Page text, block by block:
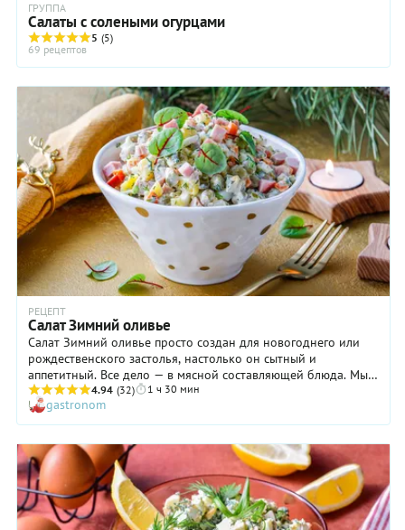
ГРУППА
Салаты с солеными огурцами
5 (5)
69 рецептов
РЕЦЕПТ
Салат Зимний оливье
Салат Зимний оливье просто создан для новогоднего или
рождественского застолья, настолько он сытный и
аппетитный. Все дело — в мясной составляющей блюда. Мы
предлагаем использовать не просто колбасу или отварную
говядину, а целое ассорти, состав которого вы можете
менять или дополнять по своему желанию. Буженина,
карбонад, шейка… Да хоть бекон! В любом случае должно
получиться вкусно. Ну а зеленый лук с укропом призваны
внести свежие ноты в этот мясной беспредел. Только
непременно дайте салату Зимний оливье перед подачей
«отдохнуть» в холодильнике: вкус его станет более
насыщенным.
4.94 (32) 1 ч 30 мин
gastronom